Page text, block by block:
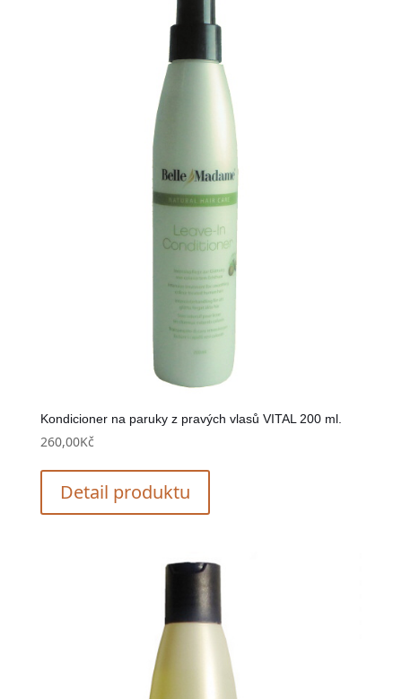
Kondicioner na paruky z pravých vlasů VITAL 200 ml.
260,00Kč
Detail produktu